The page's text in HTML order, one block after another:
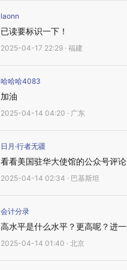
laonn
已读要标识一下！
2025-04-17 22:29 · 福建
哈哈哈4083
加油
2025-04-14 04:20 · 广东
日月·行者无疆
看看美国驻华大使馆的公众号评
2025-04-14 02:34 · 巴基斯坦
会计分录
高水平是什么水平？更高呢？进
2025-04-14 01:40 · 北京